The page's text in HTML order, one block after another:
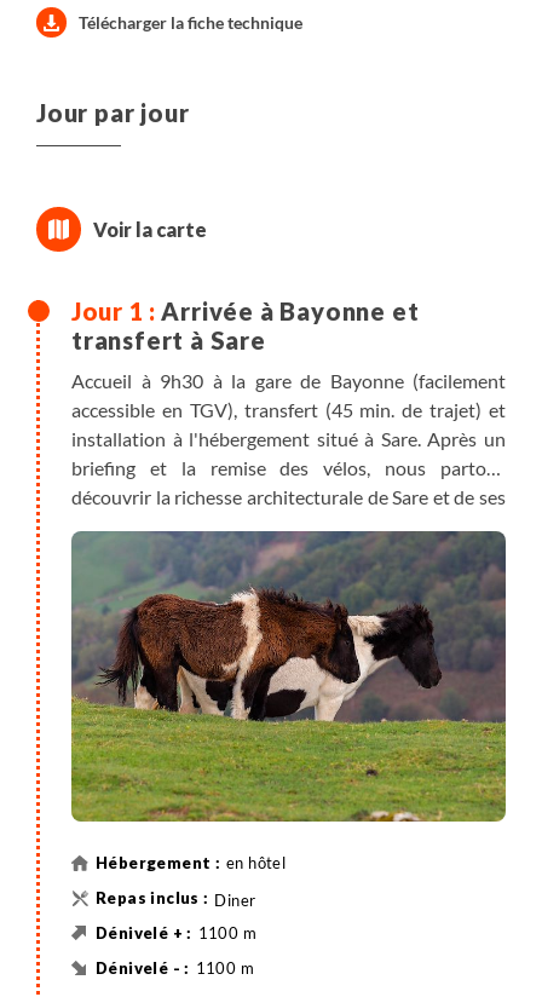
Télécharger la fiche technique
Jour par jour
Arrivée à Bayonne et
transfert à Sare
Accueil à 9h30 à la gare de Bayonne (facilement
accessible en TGV), transfert (45 min. de trajet) et
installation à l'hébergement situé à Sare. Après un
briefing et la remise des vélos, nous partons
découvrir la richesse architecturale de Sare et de ses
villages voisins. Ici, pas de frontière, nous sommes au
Pays basque, de belles routes de campagne nous
font découvrir le «pays des sorcières» et les villages
d’Etxalar et Zugarramurdi.
en hôtel
Diner
1100 m
1100 m